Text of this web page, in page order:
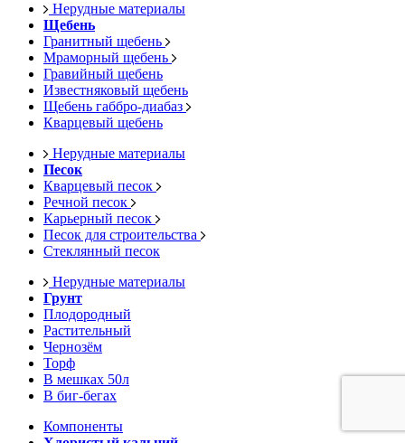
Нерудные материалы
Щебень
Гранитный щебень
Мраморный щебень
Гравийный щебень
Известняковый щебень
Щебень габбро-диабаз
Кварцевый щебень
Нерудные материалы
Песок
Кварцевый песок
Речной песок
Карьерный песок
Песок для строительства
Стеклянный песок
Нерудные материалы
Грунт
Плодородный
Растительный
Чернозём
Торф
В мешках 50л
В биг-бегах
Компоненты